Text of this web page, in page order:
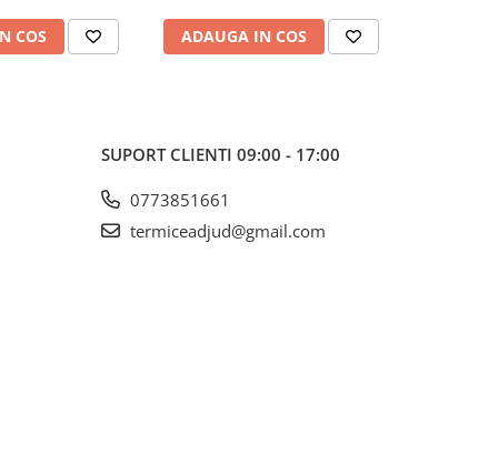
COS ADAUGA IN COS
SUPORT CLIENTI 09:00 - 17:00
0773851661
termiceadjud@gmail.com